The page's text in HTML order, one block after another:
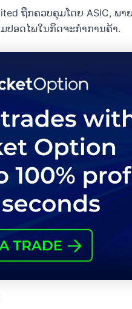
ຖືກຄວບຄຸມໂດຍ ASIC, ພ
ປອດໄພໃນກິດຈະກໍາການຄ້າ.